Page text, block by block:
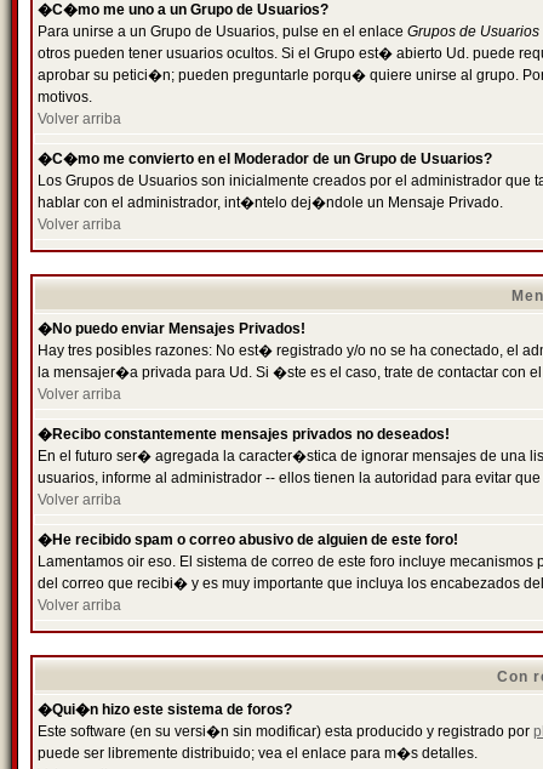
�C�mo me uno a un Grupo de Usuarios?
Para unirse a un Grupo de Usuarios, pulse en el enlace Grupos de Usuarios
otros pueden tener usuarios ocultos. Si el Grupo est� abierto Ud. puede
aprobar su petici�n; pueden preguntarle porqu� quiere unirse al grupo.
motivos.
Volver arriba
�C�mo me convierto en el Moderador de un Grupo de Usuarios?
Los Grupos de Usuarios son inicialmente creados por el administrador
hablar con el administrador, int�ntelo dej�ndole un Mensaje Privado.
Volver arriba
�No puedo enviar Mensajes Privados!
Hay tres posibles razones: No est� registrado y/o no se ha conectado, el
la mensajer�a privada para Ud. Si �ste es el caso, trate de contactar con
Volver arriba
�Recibo constantemente mensajes privados no deseados!
En el futuro ser� agregada la caracter�stica de ignorar mensajes de una
usuarios, informe al administrador -- ellos tienen la autoridad para evitar
Volver arriba
�He recibido spam o correo abusivo de alguien de este foro!
Lamentamos oir eso. El sistema de correo de este foro incluye
del correo que recibi� y es muy importante que incluya los encabezados
Volver arriba
Con
�Qui�n hizo este sistema de foros?
Este software (en su versi�n sin modificar) esta producido y registrado por
puede ser libremente distribuido; vea el enlace para m�s detalles.